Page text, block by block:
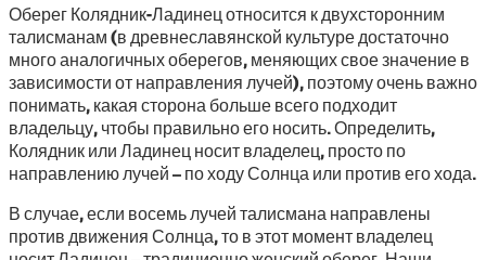
Оберег Колядник-Ладинец относится к двухсторонним
талисманам (в древнеславянской культуре достаточно
много аналогичных оберегов, меняющих свое значение в
зависимости от направления лучей), поэтому очень важно
понимать, какая сторона больше всего подходит
владельцу, чтобы правильно его носить. Определить,
Колядник или Ладинец носит владелец, просто по
направлению лучей – по ходу Солнца или против его хода.
В случае, если восемь лучей талисмана направлены
против движения Солнца, то в этот момент владелец